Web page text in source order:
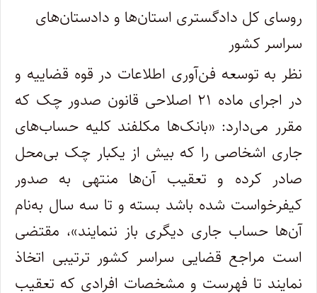
روسای کل دادگستری استان‌ها و دادستان‌های
سراسر کشور
نظر به توسعه فن‌آوری اطلاعات در قوه قضاییه و
در اجرای ماده ۲۱ اصلاحی قانون صدور چک که
مقرر می‌دارد: «بانک‌ها مکلفند کلیه حساب‌های
جاری اشخاصی را که بیش از یکبار چک بی‌محل
صادر کرده و تعقیب آن‌ها منتهی به صدور
کیفرخواست شده باشد بسته و تا سه سال به‌نام
آن‌ها حساب جاری دیگری باز ننمایند»، مقتضی
است مراجع قضایی سراسر کشور ترتیبی اتخاذ
نمایند تا فهرست و مشخصات افرادی که تعقیب